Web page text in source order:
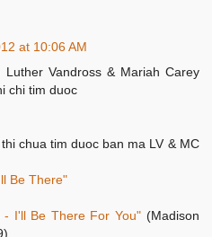
at 10:06 AM
Vandross & Mariah Carey
chi tim duoc
chua tim duoc ban ma LV & MC
Be There"
- I'll Be There For You" (Madison